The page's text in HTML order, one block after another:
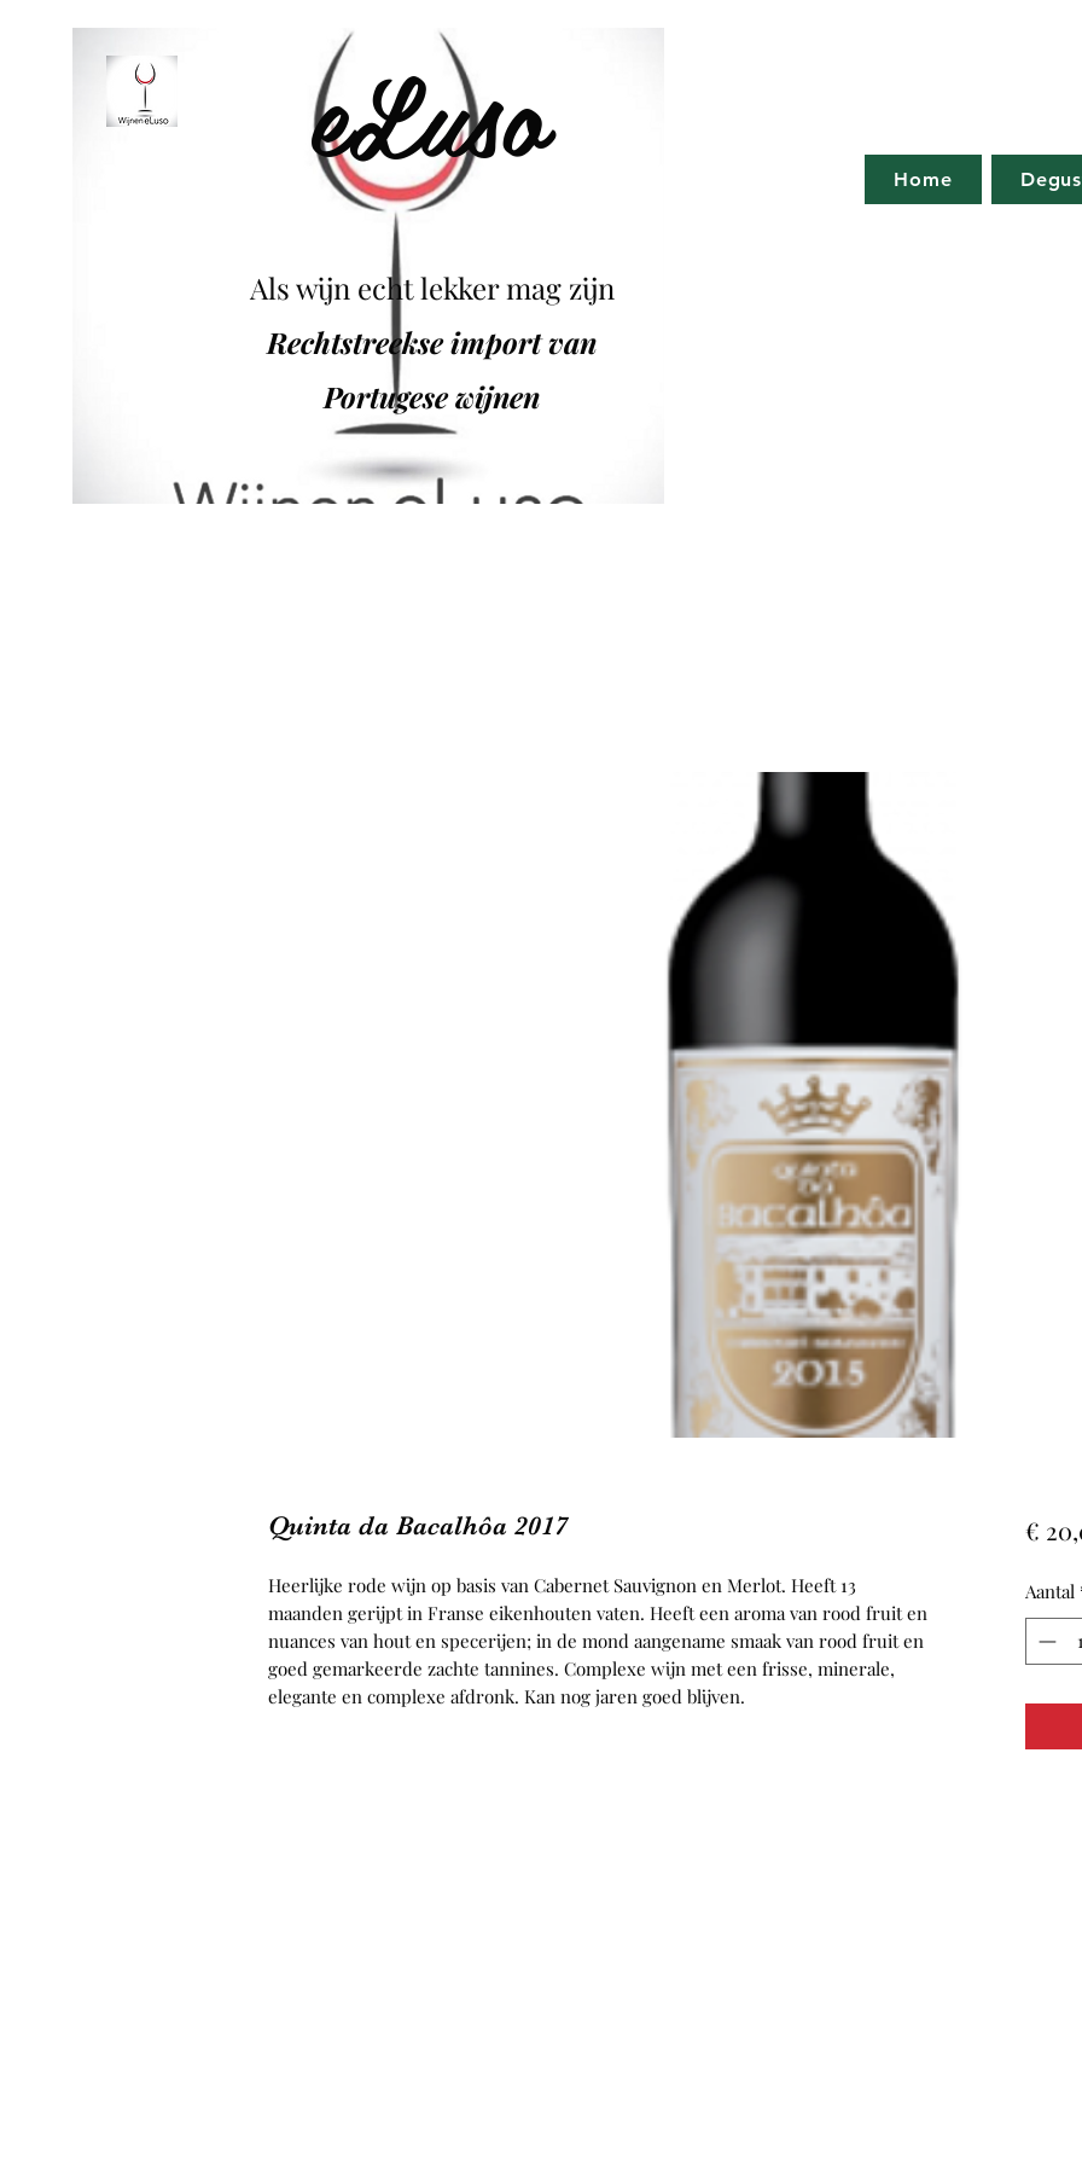
eLuso
Als wijn echt lekker mag zijn
Rechtstreekse import van
Portugese wijnen
Home
Quinta da Bacalhôa 2017
Heerlijke rode wijn op basis van Cabernet Sauvignon en Merlot. Heeft 13
maanden gerijpt in Franse eikenhouten vaten. Heeft een aroma van rood fruit en
nuances van hout en specerijen; in de mond aangename smaak van rood fruit en
goed gemarkeerde zachte tannines. Complexe wijn met een frisse, minerale,
elegante en complexe afdronk. Kan nog jaren goed blijven.
€
Aantal